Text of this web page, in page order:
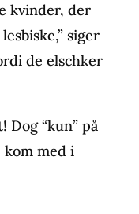
kvinder, der
siger
de elschker
Dog “kun” på
med i